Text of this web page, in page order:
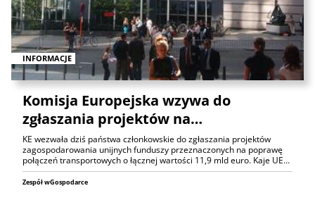
INFORMACJE
Komisja Europejska wzywa do
zgłaszania projektów na…
KE wezwała dziś państwa członkowskie do zgłaszania projektów
zagospodarowania unijnych funduszy przeznaczonych na poprawę
połączeń transportowych o łącznej wartości 11,9 mld euro. Kaje UE…
Zespół wGospodarce